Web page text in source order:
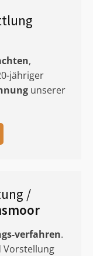
,
jähriger
unserer
/
verfahren.
Vorstellung